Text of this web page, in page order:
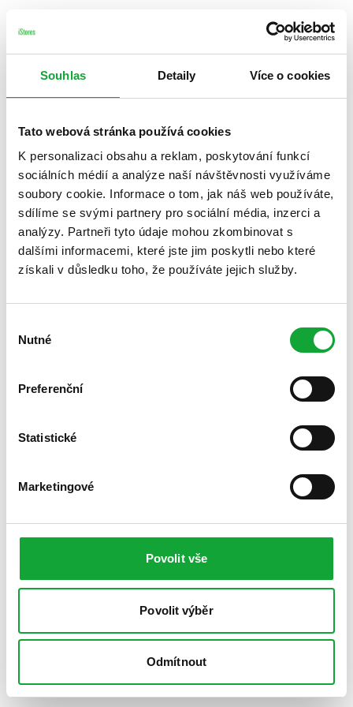
Souhlas Detaily Více o cookies
Tato webová stránka používá cookies
K personalizaci obsahu a reklam, poskytování funkcí
sociálních médií a analýze naší návštěvnosti využíváme
soubory cookie. Informace o tom, jak náš web používáte,
sdílíme se svými partnery pro sociální média, inzerci a
analýzy. Partneři tyto údaje mohou zkombinovat s
dalšími informacemi, které jste jim poskytli nebo které
získali v důsledku toho, že používáte jejich služby.
souhlasu
Nutné
Preferenční
Statistické
Marketingové
Povolit vše
Povolit výběr
Odmítnout